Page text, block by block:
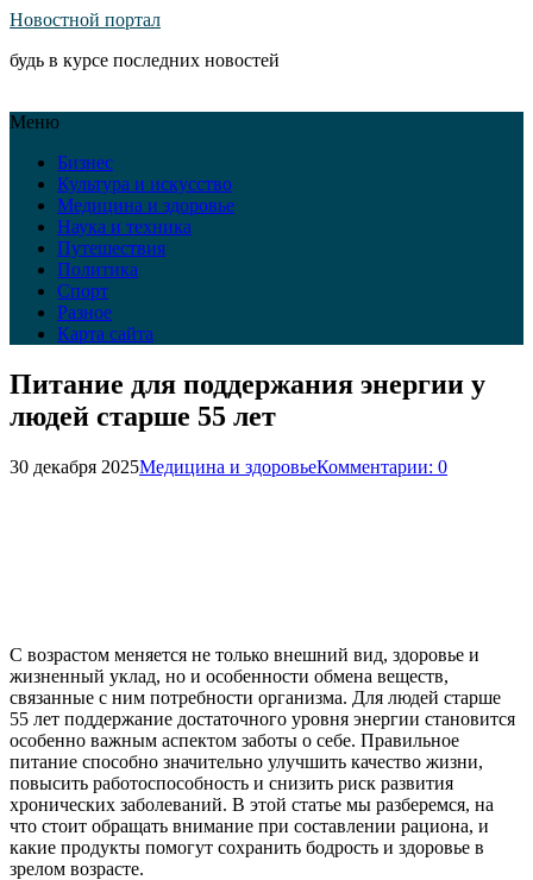
Новостной портал
будь в курсе последних новостей
Меню
Бизнес
Культура и искусство
Медицина и здоровье
Наука и техника
Путешествия
Политика
Спорт
Разное
Карта сайта
Питание для поддержания энергии у
людей старше 55 лет
30 декабря 2025Медицина и здоровьеКомментарии: 0
С возрастом меняется не только внешний вид, здоровье и
жизненный уклад, но и особенности обмена веществ,
связанные с ним потребности организма. Для людей старше
55 лет поддержание достаточного уровня энергии становится
особенно важным аспектом заботы о себе. Правильное
питание способно значительно улучшить качество жизни,
повысить работоспособность и снизить риск развития
хронических заболеваний. В этой статье мы разберемся, на
что стоит обращать внимание при составлении рациона, и
какие продукты помогут сохранить бодрость и здоровье в
зрелом возрасте.